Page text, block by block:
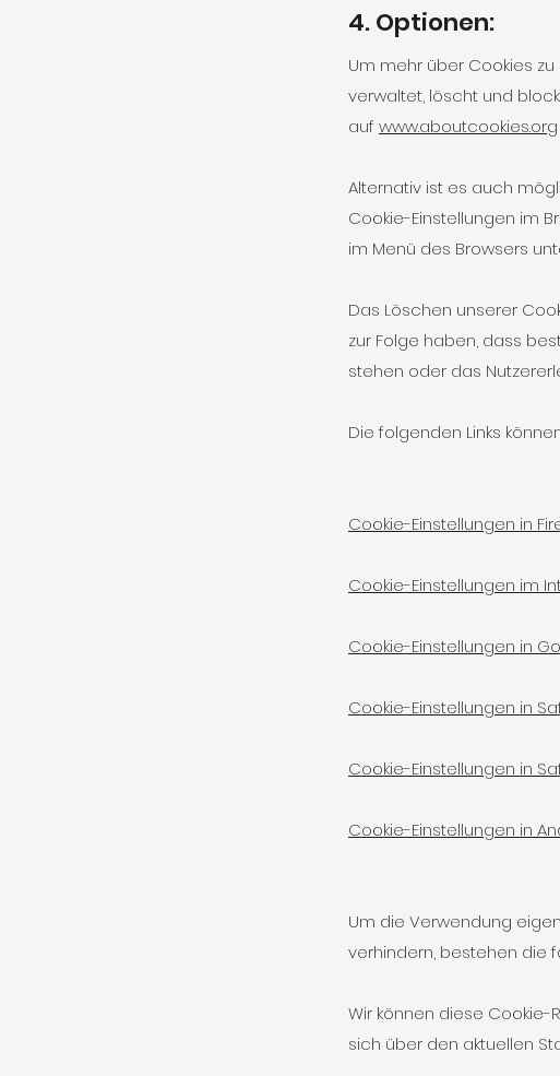
4. Optionen:
Um mehr über Cookies
verwaltet, löscht und
auf www.aboutcookies.org
Alternativ ist es auch
Cookie-Einstellungen im
im Menü des Browsers
Das Löschen unserer
zur Folge haben, dass
stehen oder das
Die folgenden Links
Cookie-Einstellungen in
Cookie-Einstellungen im
Cookie-Einstellungen in
Cookie-Einstellungen in
Cookie-Einstellungen in
Cookie-Einstellungen in
Um die Verwendung
verhindern, bestehen die
Wir können diese Cookie-
sich über den aktuellen